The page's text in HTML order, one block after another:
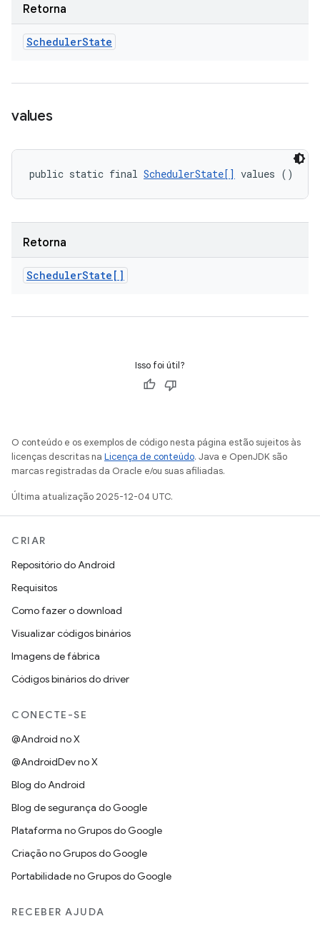
Retorna
SchedulerState
values
public static final SchedulerState[] values ()
Retorna
SchedulerState[]
Isso foi útil?
O conteúdo e os exemplos de código nesta página estão sujeitos às
licenças descritas na Licença de conteúdo. Java e OpenJDK são
marcas registradas da Oracle e/ou suas afiliadas.
Última atualização 2025-12-04 UTC.
CRIAR
Repositório do Android
Requisitos
Como fazer o download
Visualizar códigos binários
Imagens de fábrica
Códigos binários do driver
CONECTE-SE
@Android no X
@AndroidDev no X
Blog do Android
Blog de segurança do Google
Plataforma no Grupos do Google
Criação no Grupos do Google
Portabilidade no Grupos do Google
RECEBER AJUDA